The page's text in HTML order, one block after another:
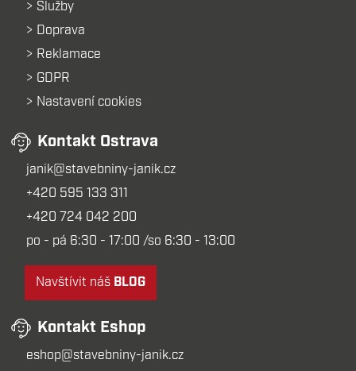
Služby
Doprava
Reklamace
GDPR
Nastavení cookies
Kontakt Ostrava
janik@stavebniny-janik.cz
+420 595 133 311
+420 724 042 200
po - pá 6:30 - 17:00 /so 6:30 - 13:00
Navštívit náš BLOG
Kontakt Eshop
eshop@stavebniny-janik.cz